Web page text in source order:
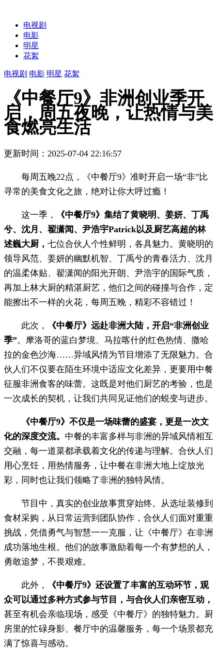
电视剧
电影
明星
花絮
电视剧 电影 明星 花絮
《中餐厅9》非洲创业季开
启，周五夜晚，让热情与美
食燃亮生活
更新时间：2025-07-04 22:16:57
每周五晚22点，《中餐厅9》准时开启一场“非”比
寻常的美食文化之旅，绝对让你大呼过瘾！
这一季，
《中餐厅9》集结了黄晓明、姜妍、丁禹
兮、沈月、翟潇闻、尹浩宇Patrick以及厨艺高超的林
述巍大厨， 七位合伙人个性鲜明，各具魅力。黄晓明的
领导风范、姜妍的幽默机智、丁禹兮的青春活力、沈月
的温柔体贴、翟潇闻的阳光开朗、尹浩宇的国际气质，
再加上林大厨的精湛厨艺，他们之间的碰撞与合作，定
能擦出不一样的火花，每周五晚，精彩不容错过！
此次，
《中餐厅》远赴非洲大陆，开启“非洲创业
季”。摩洛哥的蓝白梦境、马拉喀什的红色热情、撒哈
拉的金色沙海……异域风情为节目增添了无限魅力。合
伙人们不仅要在陌生环境中适应文化差异，更要用中餐
征服非洲食客的味蕾。这既是对他们厨艺的考验，也是
一次成长的契机，让我们共同见证他们的蜕变与进步。
《中餐厅9》不仅是一场味蕾的盛宴，更是一次文
化的深度交流。 中餐的丰富多样与非洲的异域风情相互
交融，每一道菜都承载着文化的传递与理解。合伙人们
用心烹饪，用热情服务，让中餐在非洲大地上绽放光
彩，同时也让我们领略了非洲的独特风情。
节目中，真实的创业故事贯穿始终。从选址装修到
食材采购，从日常运营到团队协作，合伙人们面对重重
挑战，凭借勇气与智慧一一克服，让《中餐厅》在非洲
成功落地生根。他们的故事激励着每一个有梦想的人，
勇敢追梦，不畏艰难。
此外，
《中餐厅9》还设置了丰富的互动环节，观
众可以通过多种方式参与节目，与合伙人们亲密互动，
甚至有机会亲临现场，感受《中餐厅》的独特魅力。厨
房里的忙碌身影、餐厅中的温馨服务，每一个场景都充
满了惊喜与感动。